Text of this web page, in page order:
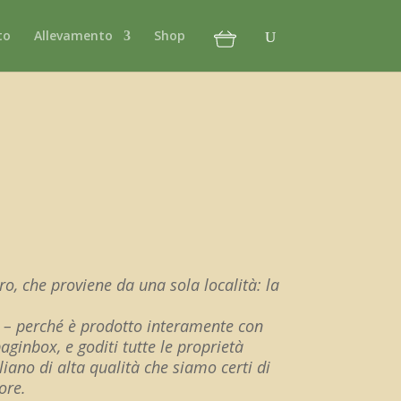
Allevamento Shop
che proviene da una sola località: la
perché è prodotto interamente con
e goditi tutte le proprietà
di alta qualità che siamo certi di